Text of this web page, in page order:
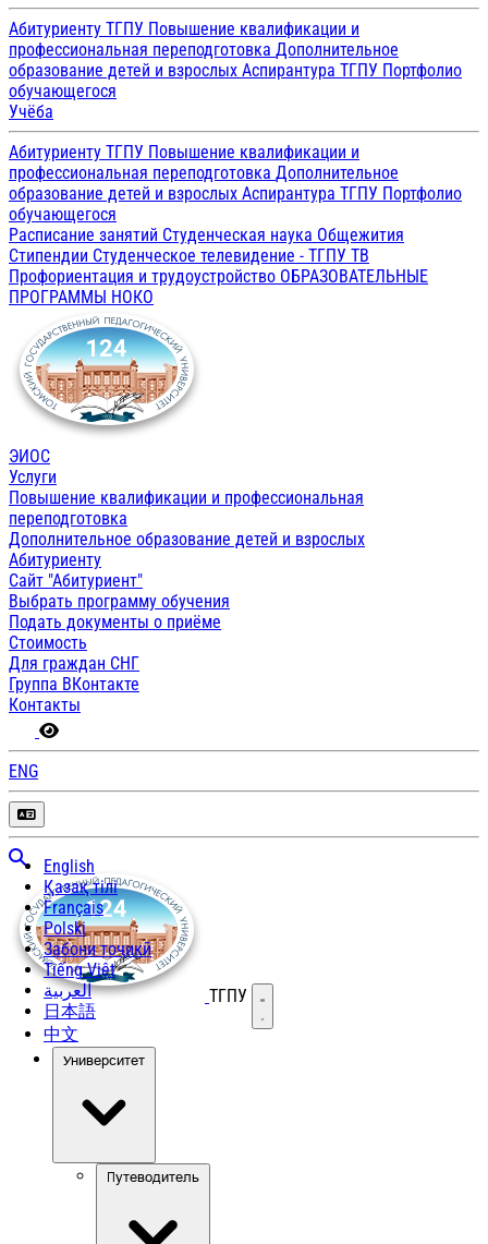
Абитуриенту ТГПУ Повышение квалификации и
профессиональная переподготовка Дополнительное
образование детей и взрослых Аспирантура ТГПУ Портфолио
обучающегося
Учёба
Абитуриенту ТГПУ Повышение квалификации и
профессиональная переподготовка Дополнительное
образование детей и взрослых Аспирантура ТГПУ Портфолио
обучающегося
Расписание занятий Студенческая наука Общежития
Стипендии Студенческое телевидение - ТГПУ ТВ
Профориентация и трудоустройство ОБРАЗОВАТЕЛЬНЫЕ
ПРОГРАММЫ НОКО
ЭИОС
Услуги
Повышение квалификации и профессиональная
переподготовка
Дополнительное образование детей и взрослых
Абитуриенту
Сайт "Абитуриент"
Выбрать программу обучения
Подать документы о приёме
Стоимость
Для граждан СНГ
Группа ВКонтакте
Контакты
ENG
English
Қазақ тілі
Français
Polski
Забони тоҷикӣ
Tiếng Việt
العربية
日本語
中文
ТГПУ Открыть меню
Университет
Путеводитель